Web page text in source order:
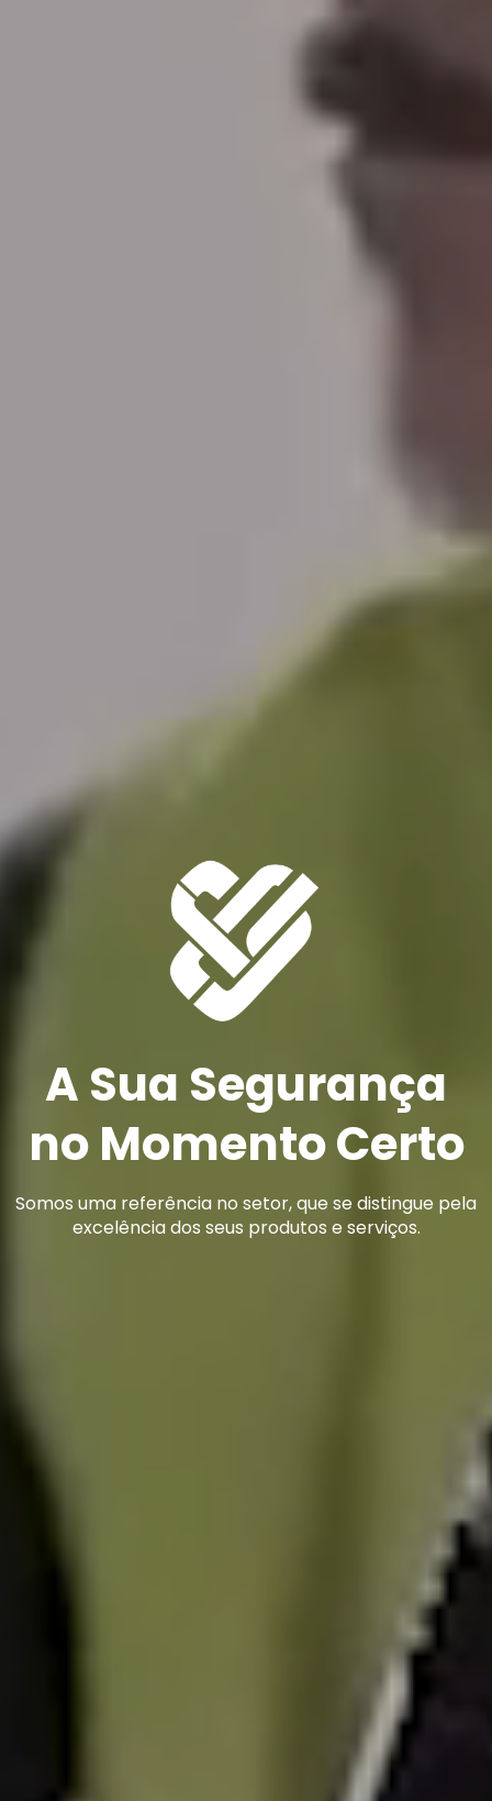
A Sua Segurança
no Momento Certo
Somos uma referência no setor, que se distingue pela
excelência dos seus produtos e serviços.